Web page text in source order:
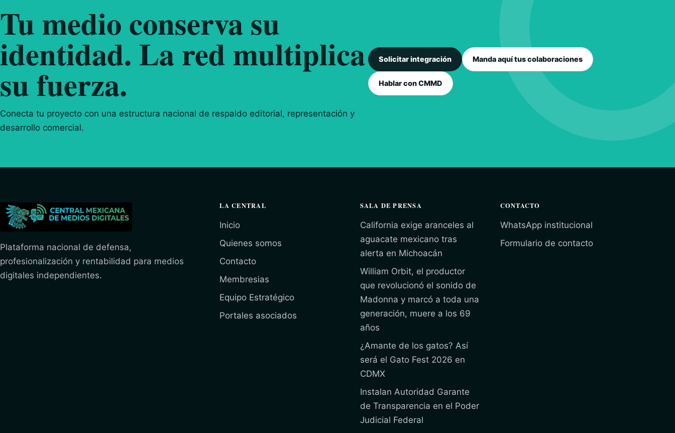
Tu medio conserva su
identidad. La red multiplica
su fuerza.
Conecta tu proyecto con una estructura nacional de respaldo editorial, representación y
desarrollo comercial.
Solicitar integración Manda aquí tus colaboraciones
Hablar con CMMD
Plataforma nacional de defensa,
profesionalización y rentabilidad para medios
digitales independientes.
LA CENTRAL
Inicio
Quienes somos
Contacto
Membresias
Equipo Estratégico
Portales asociados
SALA DE PRENSA
California exige aranceles al
aguacate mexicano tras
alerta en Michoacán
William Orbit, el productor
que revolucionó el sonido de
Madonna y marcó a toda una
generación, muere a los 69
años
¿Amante de los gatos? Así
será el Gato Fest 2026 en
CDMX
Instalan Autoridad Garante
de Transparencia en el Poder
Judicial Federal
CONTACTO
WhatsApp institucional
Formulario de contacto